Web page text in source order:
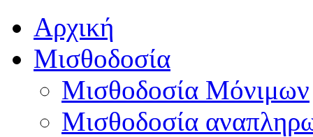
Αρχική
Μισθοδοσία
Μισθοδοσία Μόνιμων
Μισθοδοσία